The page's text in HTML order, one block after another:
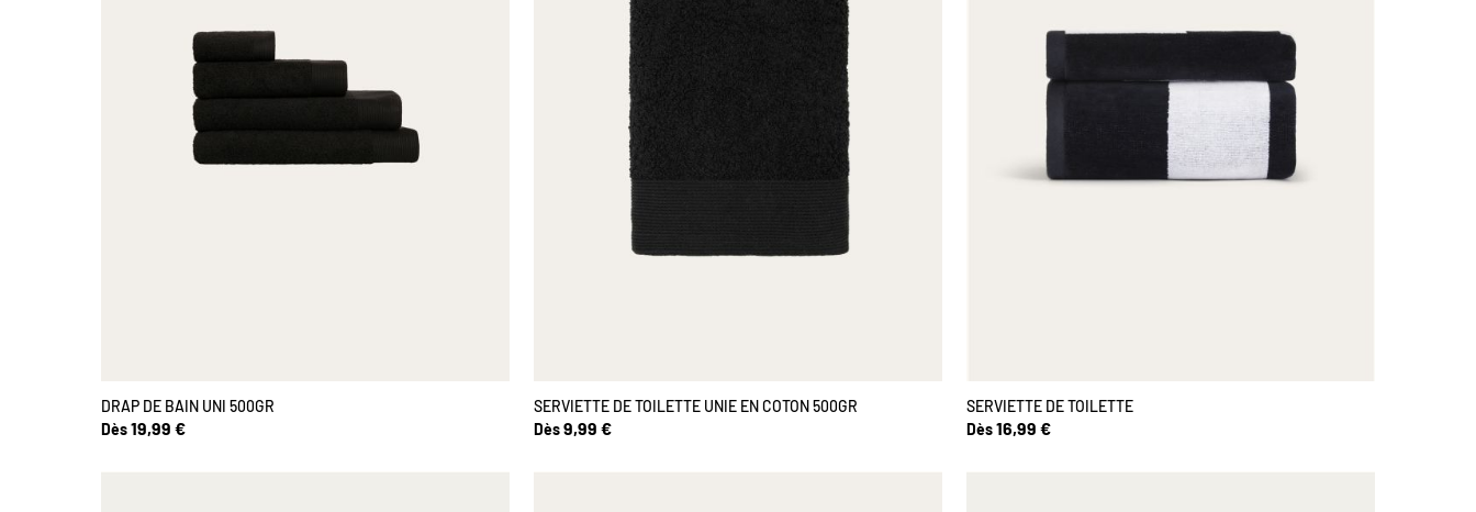
DRAP DE BAIN UNI 500GR
Dès19,99 €
SERVIETTE DE TOILETTE UNIE EN COTON 500GR
Dès9,99 €
SERVIETTE DE TOILETTE
Dès16,99 €